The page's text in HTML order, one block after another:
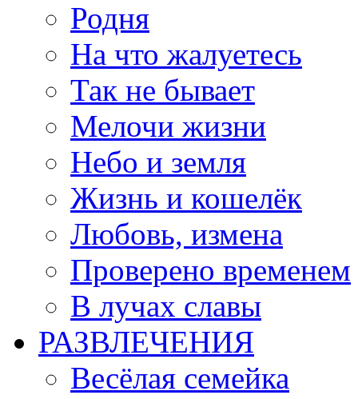
Родня
На что жалуетесь
Так не бывает
Мелочи жизни
Небо и земля
Жизнь и кошелёк
Любовь, измена
Проверено временем
В лучах славы
РАЗВЛЕЧЕНИЯ
Весёлая семейка